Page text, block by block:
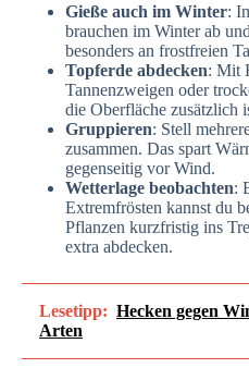
Gieße auch im Winter:
brauchen im Winter ab
besonders an frostfreien
Topferde abdecken: Mit
Tannenzweigen oder
die Oberfläche zusätzlich
Gruppieren: Stell
zusammen. Das spart
gegenseitig vor Wind.
Wetterlage beobachten:
Extremfrösten kannst du
Pflanzen kurzfristig ins
extra abdecken.
Lesetipp: Hecken gegen
Arten